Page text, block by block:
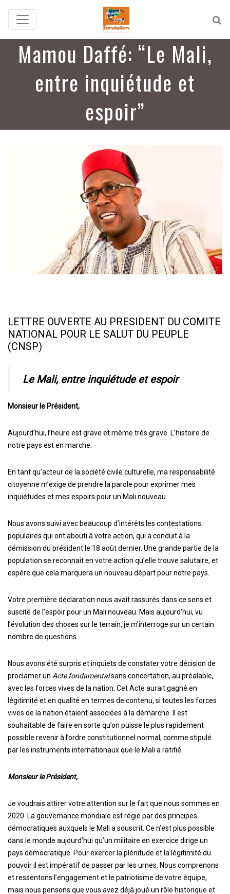
Mamou Daffé: “Le Mali,
entre inquiétude et
espoir”
LETTRE OUVERTE AU PRESIDENT DU COMITE
NATIONAL POUR LE SALUT DU PEUPLE
(CNSP)
Le Mali, entre inquiétude et espoir
Monsieur le Président,
Aujourd’hui, l’heure est grave et même très grave. L’histoire de
notre pays est en marche.
En tant qu’acteur de la société civile culturelle, ma responsabilité
citoyenne m’exige de prendre la parole pour exprimer mes
inquiétudes et mes espoirs pour un Mali nouveau.
Nous avons suivi avec beaucoup d’intérêts les contestations
populaires qui ont abouti à votre action, qui a conduit à la
démission du président le 18 août dernier. Une grande partie de la
population se reconnait en votre action qu’elle trouve salutaire, et
espère que cela marquera un nouveau départ pour notre pays.
Votre première déclaration nous avait rassurés dans ce sens et
suscité de l’espoir pour un Mali nouveau. Mais aujourd’hui, vu
l’évolution des choses sur le terrain, je m’interroge sur un certain
nombre de questions.
Nous avons été surpris et inquiets de constater votre décision de
proclamer un Acte fondamentalsans concertation, au préalable,
avec les forces vives de la nation. Cet Acte aurait gagné en
légitimité et en qualité en termes de contenu, si toutes les forces
vives de la nation étaient associées à la démarche. Il est
souhaitable de faire en sorte qu’on puisse le plus rapidement
possible revenir à l’ordre constitutionnel normal, comme stipulé
par les instruments internationaux que le Mali a ratifié.
Monsieur le Président,
Je voudrais attirer votre attention sur le fait que nous sommes en
2020. La gouvernance mondiale est régie par des principes
démocratiques auxquels le Mali a souscrit. Ce n’est plus possible
dans le monde aujourd’hui qu’un militaire en exercice dirige un
pays démocratique. Pour exercer la plénitude et la légitimité du
pouvoir il est impératif de passer par les urnes. Nous comprenons
et ressentons l’engagement et le patriotisme de votre équipe,
mais nous pensons que vous avez déjà joué un rôle historique et